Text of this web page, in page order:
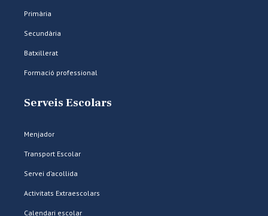
Primària
Secundària
Batxillerat
Formació professional
Serveis Escolars
Menjador
Transport Escolar
Servei d’acollida
Activitats Extraescolars
Calendari escolar